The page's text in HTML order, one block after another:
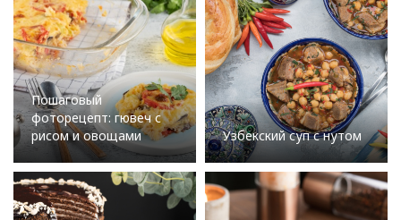
Пошаговый
фоторецепт: гювеч с
рисом и овощами
Узбекский суп с нутом